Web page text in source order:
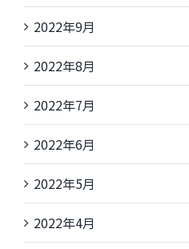
2022年9月
2022年8月
2022年7月
2022年6月
2022年5月
2022年4月